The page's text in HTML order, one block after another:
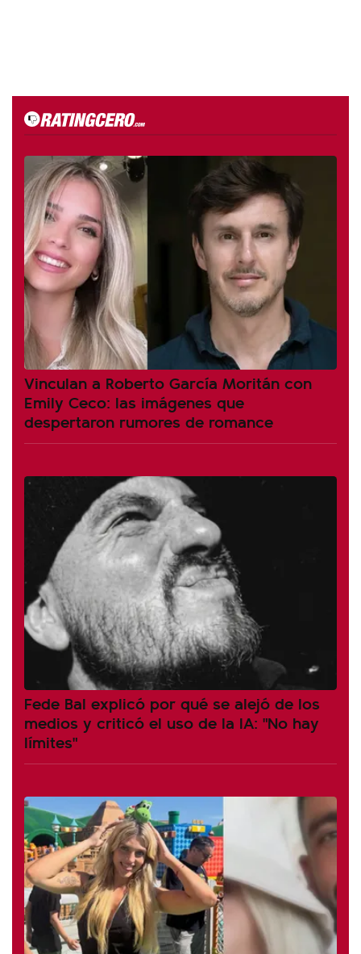
Vinculan a Roberto García Moritán con
Emily Ceco: las imágenes que
despertaron rumores de romance
Fede Bal explicó por qué se alejó de los
medios y criticó el uso de la IA: "No hay
límites"